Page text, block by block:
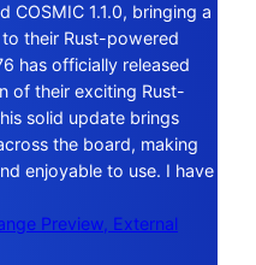
COSMIC 1.1.0, bringing a
their Rust-powered
has officially released
of their exciting Rust-
solid update brings
the board, making
enjoyable to use. I have
Preview, External